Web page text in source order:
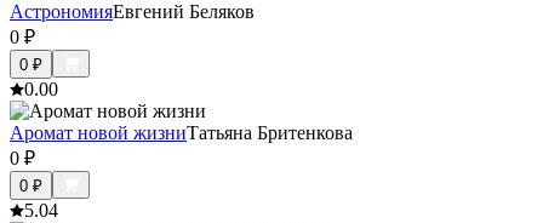
АстрономияЕвгений Беляков
0 ₽
0 ₽
0.00
Аромат новой жизниТатьяна Бритенкова
0 ₽
0 ₽
5.04